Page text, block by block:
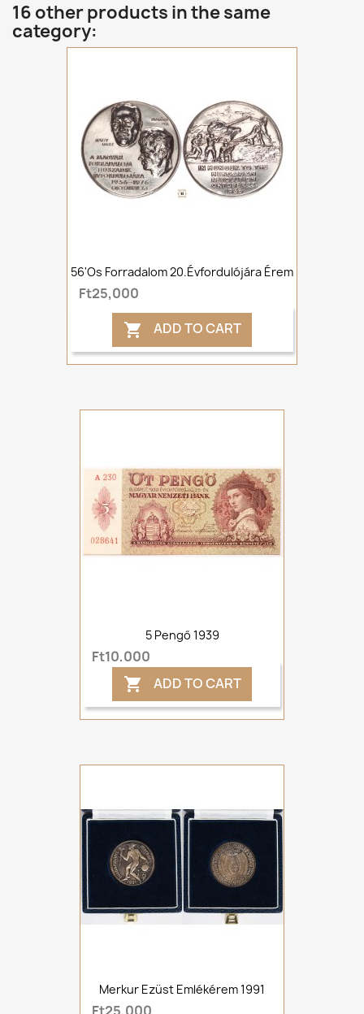
16 other products in the same
category:
56'os Forradalom 20.évfordulójára Érem
Ft25,000
 ADD TO CART
5 Pengő 1939
Ft10,000
 ADD TO CART
Merkur Ezüst Emlékérem 1991